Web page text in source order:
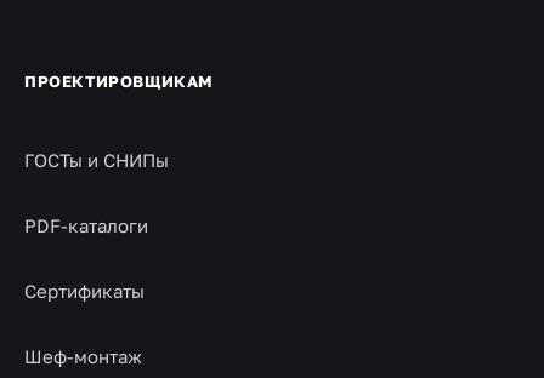
ПРОЕКТИРОВЩИКАМ
ГОСТы и СНИПы
PDF-каталоги
Сертификаты
Шеф-монтаж